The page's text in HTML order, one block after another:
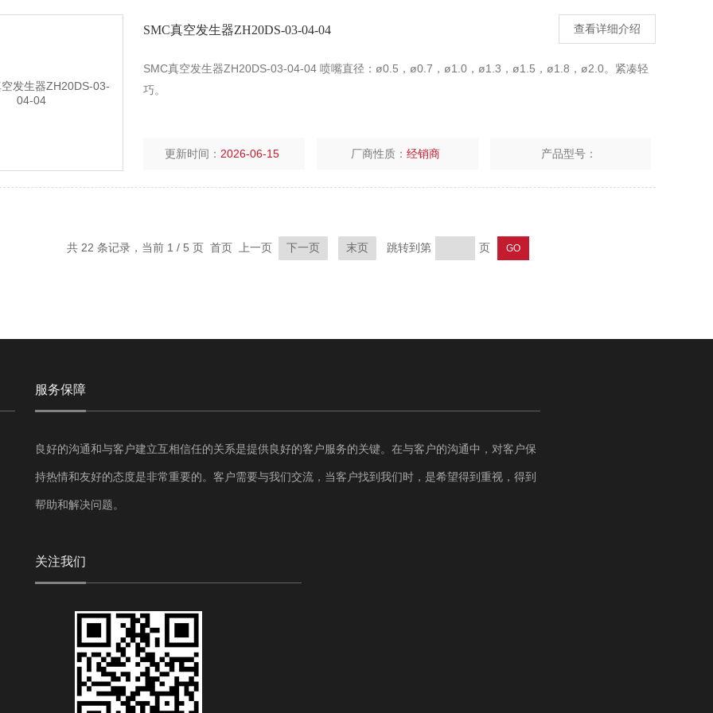
SMC真空发生器ZH20DS-03-04-04 查看详细介绍
SMC真空发生器ZH20DS-03-04-04 喷嘴直径：ø0.5，ø0.7，ø1.0，ø1.3，ø1.5，ø1.8，ø2.0。紧凑轻
巧。
更新时间： 2026-06-15 厂商性质：经销商 产品型号：
共 22 条记录，当前 1 / 5 页 首页 上一页 下一页 末页 跳转到第 页
服务保障
良好的沟通和与客户建立互相信任的关系是提供良好的客户服务的关键。在与客户的沟通中，对客户保
持热情和友好的态度是非常重要的。客户需要与我们交流，当客户找到我们时，是希望得到重视，得到
帮助和解决问题。
关注我们